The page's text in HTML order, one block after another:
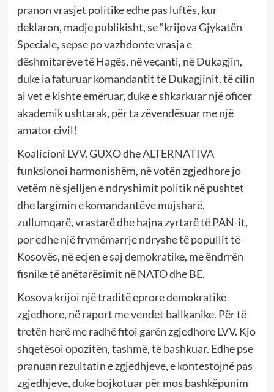
pranon vrasjet politike edhe pas luftës, kur
deklaron, madje publikisht, se “krijova Gjykatën
Speciale, sepse po vazhdonte vrasja e
dëshmitarëve të Hagës, në veçanti, në Dukagjin,
duke ia faturuar komandantit të Dukagjinit, të cilin
ai vet e kishte emëruar, duke e shkarkuar një oficer
akademik ushtarak, për ta zëvendësuar me një
amator civil!
Koalicioni LVV, GUXO dhe ALTERNATIVA
funksionoi harmonishëm, në votën zgjedhore jo
vetëm në sjelljen e ndryshimit politik në pushtet
dhe largimin e komandantëve mujsharë,
zullumqarë, vrastarë dhe hajna zyrtarë të PAN-it,
por edhe një frymëmarrje ndryshe të popullit të
Kosovës, në ecjen e saj demokratike, me ëndrrën
fisnike të anëtarësimit në NATO dhe BE.
Kosova krijoi një traditë eprore demokratike
zgjedhore, në raport me vendet ballkanike. Për të
tretën herë me radhë fitoi garën zgjedhore LVV. Kjo
shqetësoi opozitën, tashmë, të bashkuar. Edhe pse
pranuan rezultatin e zgjedhjeve, e kontestojnë pas
zgjedhjeve, duke bojkotuar për mos bashkëpunim